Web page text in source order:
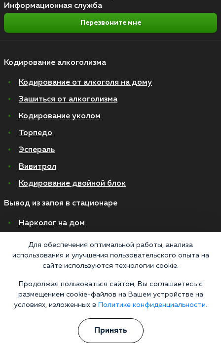
Кодирование алкоголизма
Кодирование от алкоголя на дому
Зашиться от алкоголизма
Кодирование уколом
Торпедо
Эспераль
Вивитрол
Кодирование двойной блок
Вывод из запоя в стационаре
Нарколог на дом
Капельница от запоя на дому
Капельница от запоя в стационаре
Экстренное вытрезвление
Лечение алкоголизма в стационаре
Информационная служба
Перезвоните мне
Для обеспечения оптимальной работы, анализа
использования и улучшения пользовательского опыта на
сайте используются технологии cookie.
Продолжая пользоваться сайтом, Вы соглашаетесь с
размещением cookie-файлов на Вашем устройстве на
условиях, изложенных в
Политике конфиденциальности.
Принять